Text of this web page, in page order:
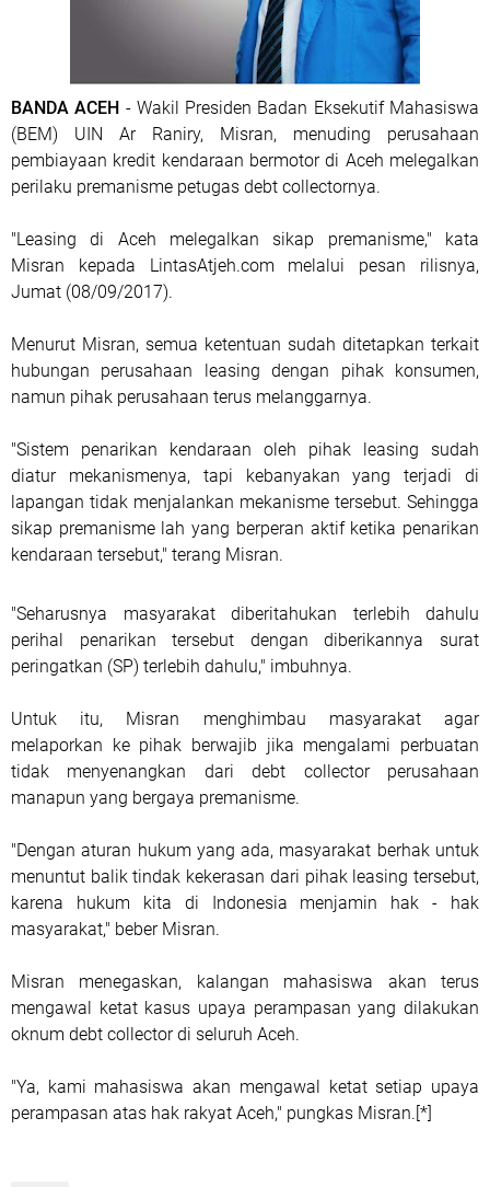
BANDA ACEH - Wakil Presiden Badan Eksekutif Mahasiswa
(BEM) UIN Ar Raniry, Misran, menuding perusahaan
pembiayaan kredit kendaraan bermotor di Aceh melegalkan
perilaku premanisme petugas debt collectornya.
"Leasing di Aceh melegalkan sikap premanisme," kata
Misran kepada LintasAtjeh.com melalui pesan rilisnya,
Jumat (08/09/2017).
Menurut Misran, semua ketentuan sudah ditetapkan terkait
hubungan perusahaan leasing dengan pihak konsumen,
namun pihak perusahaan terus melanggarnya.
"Sistem penarikan kendaraan oleh pihak leasing sudah
diatur mekanismenya, tapi kebanyakan yang terjadi di
lapangan tidak menjalankan mekanisme tersebut. Sehingga
sikap premanisme lah yang berperan aktif ketika penarikan
kendaraan tersebut," terang Misran.
"Seharusnya masyarakat diberitahukan terlebih dahulu
perihal penarikan tersebut dengan diberikannya surat
peringatkan (SP) terlebih dahulu," imbuhnya.
Untuk itu, Misran menghimbau masyarakat agar
melaporkan ke pihak berwajib jika mengalami perbuatan
tidak menyenangkan dari debt collector perusahaan
manapun yang bergaya premanisme.
"Dengan aturan hukum yang ada, masyarakat berhak untuk
menuntut balik tindak kekerasan dari pihak leasing tersebut,
karena hukum kita di Indonesia menjamin hak - hak
masyarakat," beber Misran.
Misran menegaskan, kalangan mahasiswa akan terus
mengawal ketat kasus upaya perampasan yang dilakukan
oknum debt collector di seluruh Aceh.
"Ya, kami mahasiswa akan mengawal ketat setiap upaya
perampasan atas hak rakyat Aceh," pungkas Misran.[*]